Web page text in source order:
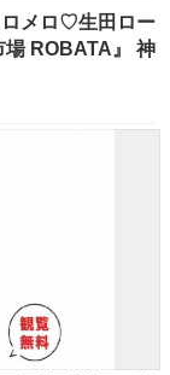
ロメロ♡生田ロー
神